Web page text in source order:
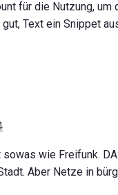
für die Nutzung,
Text ein Snippet
wie Freifunk.
Aber Netze in